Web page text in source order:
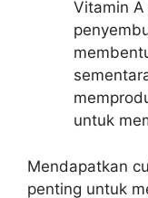
Vitamin
untuk
Mendapatkan
penting untuk